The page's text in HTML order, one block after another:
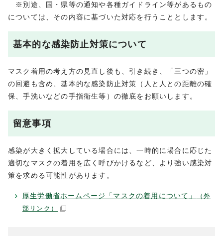
※別途、国・県等の通知や各種ガイドライン等があるもの
については、その内容に基づいた対応を行うこととします。
基本的な感染防止対策について
マスク着用の考え方の見直し後も、引き続き、「三つの密」
の回避も含め、基本的な感染防止対策（人と人との距離の確
保、手洗いなどの手指衛生等）の徹底をお願いします。
留意事項
感染が大きく拡大している場合には、一時的に場合に応じた
適切なマスクの着用を広く呼びかけるなど、より強い感染対
策を求める可能性があります。
厚生労働省ホームページ「マスクの着用について」
（外
部リンク）